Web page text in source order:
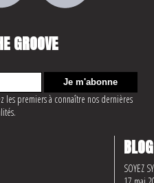
GROOVE
les premiers à connaître nos dernières
BLOG
SOYEZ